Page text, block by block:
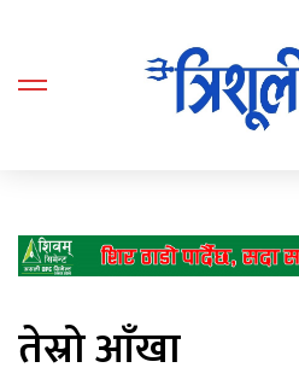
तेस्रो आँखा